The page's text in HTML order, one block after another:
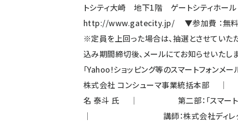
トシティ大崎 地下1階 ゲートシ
http://www.gatecity.jp/ ▼参加費
※定員を上回った場合は、抽選とさ
込み期間締切後、メールにてお知
「Yahoo!ショッピング等のスマー
株式会社 コンシューマ事業
名 泰斗 氏 │ 第二部：「スマートフォ
│ 講師：株式会社ディレク